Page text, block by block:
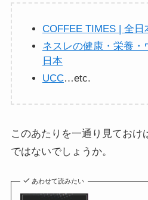
COFFEE TIMES | 全
ネスレの健康・栄養・
日本
UCC…etc.
このあたりを一通り見ておけ
ではないでしょうか。
あわせて読みたい